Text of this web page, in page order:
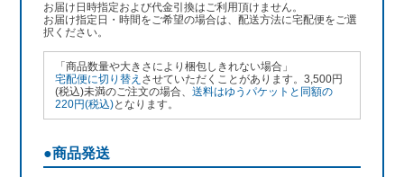
お届け日時指定および代金引換はご利用頂けません。
お届け指定日・時間をご希望の場合は、配送方法に宅配便をご選
択ください。
「商品数量や大きさにより梱包しきれない場合」
宅配便に切り替え させていただくことがあります。3,500円
(税込)未満のご注文の場合、送料はゆうパケットと同額の
220円(税込)となります。
●商品発送